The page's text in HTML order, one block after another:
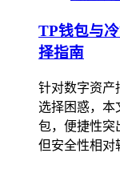
TP钱包与
择指南
针对数字资产
选择困惑，本
包，便捷性突
但安全性相对